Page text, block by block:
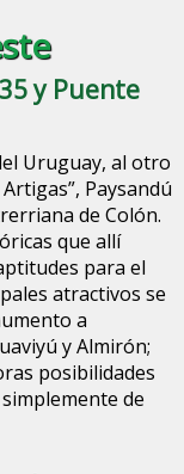
y Puente
Uruguay, al otro
Paysandú
de Colón.
que allí
para el
atractivos se
a
y Almirón;
posibilidades
de